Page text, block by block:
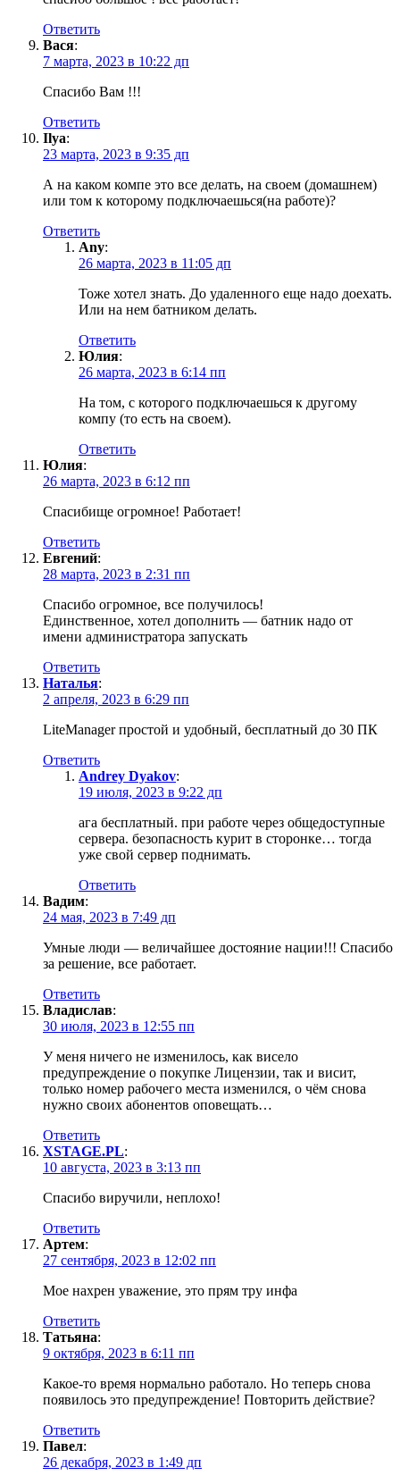
Ответить
Вася:
7 марта, 2023 в 10:22 дп
Спасибо Вам !!!
Ответить
Ilya:
23 марта, 2023 в 9:35 дп
А на каком компе это все делать, на своем (домашнем)
или том к которому подключаешься(на работе)?
Ответить
Any:
26 марта, 2023 в 11:05 дп
Тоже хотел знать. До удаленного еще надо доехать.
Или на нем батником делать.
Ответить
Юлия:
26 марта, 2023 в 6:14 пп
На том, с которого подключаешься к другому
компу (то есть на своем).
Ответить
Юлия:
26 марта, 2023 в 6:12 пп
Спасибище огромное! Работает!
Ответить
Евгений:
28 марта, 2023 в 2:31 пп
Спасибо огромное, все получилось!
Единственное, хотел дополнить — батник надо от
имени администратора запускать
Ответить
Наталья:
2 апреля, 2023 в 6:29 пп
LiteManager простой и удобный, бесплатный до 30 ПК
Ответить
Andrey Dyakov:
19 июля, 2023 в 9:22 дп
ага бесплатный. при работе через общедоступные
сервера. безопасность курит в сторонке… тогда
уже свой сервер поднимать.
Ответить
Вадим:
24 мая, 2023 в 7:49 дп
Умные люди — величайшее достояние нации!!! Спасибо
за решение, все работает.
Ответить
Владислав:
30 июля, 2023 в 12:55 пп
У меня ничего не изменилось, как висело
предупреждение о покупке Лицензии, так и висит,
только номер рабочего места изменился, о чём снова
нужно своих абонентов оповещать…
Ответить
XSTAGE.PL:
10 августа, 2023 в 3:13 пп
Спасибо виручили, неплохо!
Ответить
Артем:
27 сентября, 2023 в 12:02 пп
Мое нахрен уважение, это прям тру инфа
Ответить
Татьяна:
9 октября, 2023 в 6:11 пп
Какое-то время нормально работало. Но теперь снова
появилось это предупреждение! Повторить действие?
Ответить
Павел:
26 декабря, 2023 в 1:49 дп